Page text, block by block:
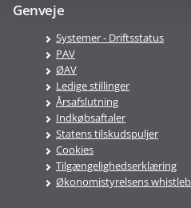
Genveje
Systemer - Driftsstatus
PAV
ØAV
Ledige stillinger
Årsafslutning
Indkøbsaftaler
Statens tilskudspuljer
Cookies
Tilgængelighedserklæring
Økonomistyrelsens